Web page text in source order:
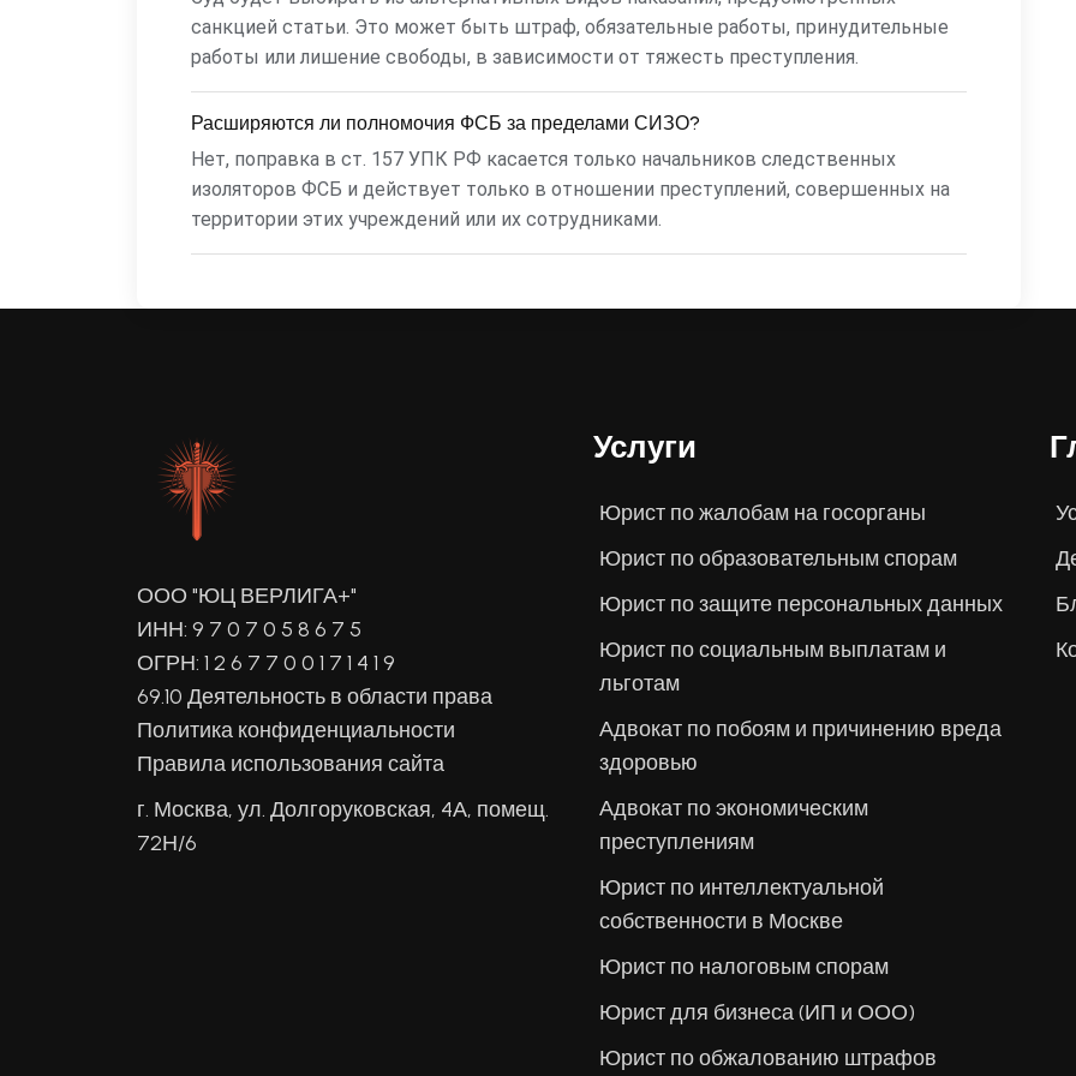
санкцией статьи. Это может быть штраф, обязательные работы, принудительные
работы или лишение свободы, в зависимости от тяжесть преступления.
Расширяются ли полномочия ФСБ за пределами СИЗО?
Нет, поправка в ст. 157 УПК РФ касается только начальников следственных
изоляторов ФСБ и действует только в отношении преступлений, совершенных на
территории этих учреждений или их сотрудниками.
ООО "ЮЦ ВЕРЛИГА+"
ИНН: 9 7 0 7 0 5 8 6 7 5
ОГРН: 1 2 6 7 7 0 0 1 7 1 4 1 9
69.10 Деятельность в области права
Политика конфиденциальности
Правила использования сайта
г. Москва, ул. Долгоруковская, 4А, помещ.
72Н/6
Услуги
Юрист по жалобам на госорганы
Юрист по образовательным спорам
Юрист по защите персональных данных
Юрист по социальным выплатам и
льготам
Адвокат по побоям и причинению вреда
здоровью
Адвокат по экономическим
преступлениям
Юрист по интеллектуальной
собственности в Москве
Юрист по налоговым спорам
Юрист для бизнеса (ИП и ООО)
Юрист по обжалованию штрафов